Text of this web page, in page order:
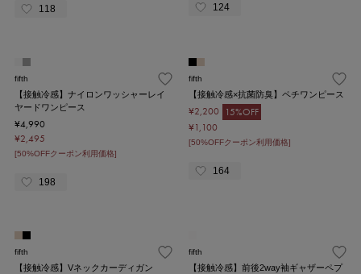
118 124
fifth
【接触冷感】ナイロンワッシャーレイ
ヤードワンピース
¥4,990
¥2,495
[50%OFFクーポン利用価格]
198
fifth
【接触冷感×抗菌防臭】ペチワンピース
¥2,200
15%OFF
¥1,100
[50%OFFクーポン利用価格]
164
fifth
【接触冷感】Vネックカーディガン
fifth
【接触冷感】前後2way袖ギャザーペプ